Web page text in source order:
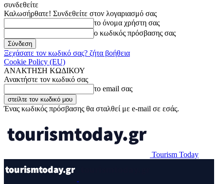
συνδεθείτε
Καλωσήρθατε! Συνδεθείτε στον λογαριασμό σας
το όνομα χρήστη σας
ο κωδικός πρόσβασης σας
Ξεχάσατε τον κωδικό σας? ζήτα βοήθεια
Cookie Policy (EU)
ΑΝΑΚΤΗΣΗ ΚΩΔΙΚΟΥ
Ανακτήστε τον κωδικό σας
το email σας
Ένας κωδικός πρόσβασης θα σταλθεί με e-mail σε εσάς.
Tourism Today